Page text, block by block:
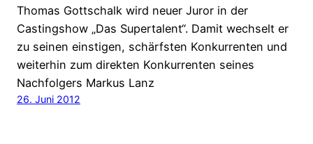
Thomas Gottschalk wird neuer Juror in der
Castingshow „Das Supertalent“. Damit wechselt er
zu seinen einstigen, schärfsten Konkurrenten und
weiterhin zum direkten Konkurrenten seines
Nachfolgers Markus Lanz
26. Juni 2012